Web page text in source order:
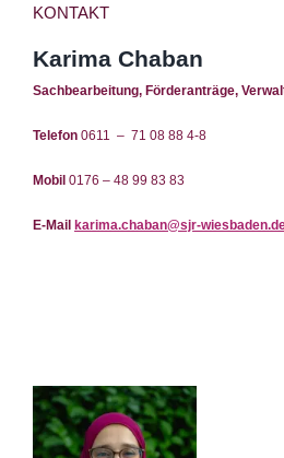
KONTAKT
Karima Chaban
Sachbearbeitung, Förderanträge,
Telefon 0611 – 71 08 88 4-8
Mobil 0176 – 48 99 83 83
E-Mail karima.chaban@sjr-